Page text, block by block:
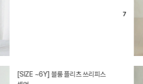
아린 아기 블라우스 세트